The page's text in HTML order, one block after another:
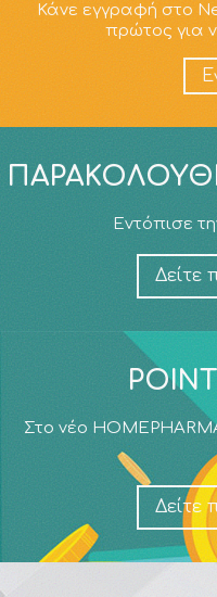
Κάνε εγγραφή στο
πρώτος για
Εντόπισε
Δείτε
Στο νέο
Δείτε